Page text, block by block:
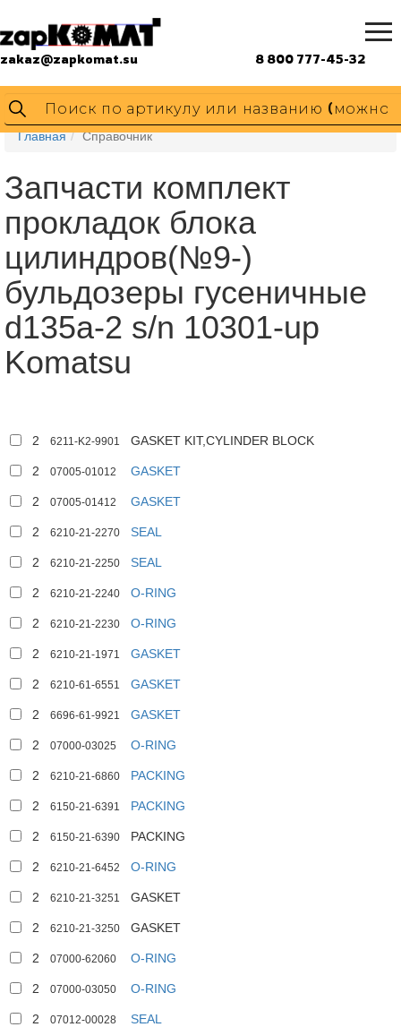
zakaz@zapkomat.su 8 800 777-45-32
Главная Справочник
Запчасти комплект
прокладок блока
цилиндров(№9-)
бульдозеры гусеничные
d135a-2 s/n 10301-up
Komatsu
2 6211-K2-9901 GASKET KIT,CYLINDER BLOCK
2 07005-01012 GASKET
2 07005-01412 GASKET
2 6210-21-2270 SEAL
2 6210-21-2250 SEAL
2 6210-21-2240 O-RING
2 6210-21-2230 O-RING
2 6210-21-1971 GASKET
2 6210-61-6551 GASKET
2 6696-61-9921 GASKET
2 07000-03025 O-RING
2 6210-21-6860 PACKING
2 6150-21-6391 PACKING
2 6150-21-6390 PACKING
2 6210-21-6452 O-RING
2 6210-21-3251 GASKET
2 6210-21-3250 GASKET
2 07000-62060 O-RING
2 07000-03050 O-RING
2 07012-00028 SEAL